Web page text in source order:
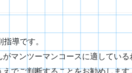
導です。
マンツーマンコースに適している
でご判断することをお勧めします